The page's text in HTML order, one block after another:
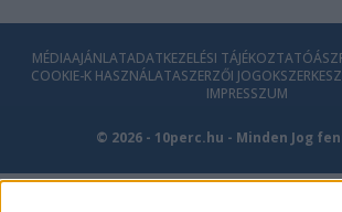
MÉDIAAJÁNLATADATKEZELÉSI TÁJÉKOZTATÓ
COOKIE-K HASZNÁLATASZERZŐI JOGOK
IMPRESSZUM
© 2026 - 10perc.hu - Minden Jog